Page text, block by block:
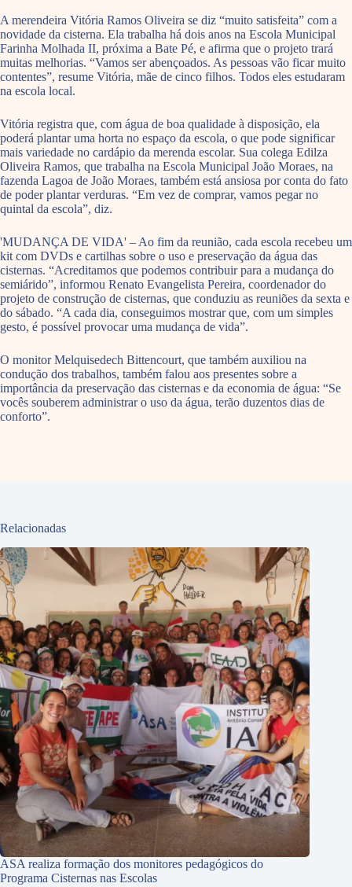
A merendeira Vitória Ramos Oliveira se diz “muito satisfeita” com a
novidade da cisterna. Ela trabalha há dois anos na Escola Municipal
Farinha Molhada II, próxima a Bate Pé, e afirma que o projeto trará
muitas melhorias. “Vamos ser abençoados. As pessoas vão ficar muito
contentes”, resume Vitória, mãe de cinco filhos. Todos eles estudaram
na escola local.
Vitória registra que, com água de boa qualidade à disposição, ela
poderá plantar uma horta no espaço da escola, o que pode significar
mais variedade no cardápio da merenda escolar. Sua colega Edilza
Oliveira Ramos, que trabalha na Escola Municipal João Moraes, na
fazenda Lagoa de João Moraes, também está ansiosa por conta do fato
de poder plantar verduras. “Em vez de comprar, vamos pegar no
quintal da escola”, diz.
'MUDANÇA DE VIDA' – Ao fim da reunião, cada escola recebeu um
kit com DVDs e cartilhas sobre o uso e preservação da água das
cisternas. “Acreditamos que podemos contribuir para a mudança do
semiárido”, informou Renato Evangelista Pereira, coordenador do
projeto de construção de cisternas, que conduziu as reuniões da sexta e
do sábado. “A cada dia, conseguimos mostrar que, com um simples
gesto, é possível provocar uma mudança de vida”.
O monitor Melquisedech Bittencourt, que também auxiliou na
condução dos trabalhos, também falou aos presentes sobre a
importância da preservação das cisternas e da economia de água: “Se
vocês souberem administrar o uso da água, terão duzentos dias de
conforto”.
Relacionadas
ASA realiza formação dos monitores pedagógicos do
Programa Cisternas nas Escolas